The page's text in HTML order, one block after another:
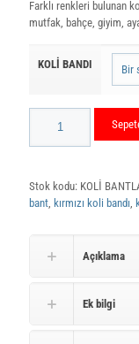
Farklı renkleri bulunan
mutfak, bahçe, giyim,
KOLİ BANDI
BANTLARI
45X100
adet
Stok kodu: KOLİ
bant, kırmızı koli bandı,
Açıklama
Ek bilgi